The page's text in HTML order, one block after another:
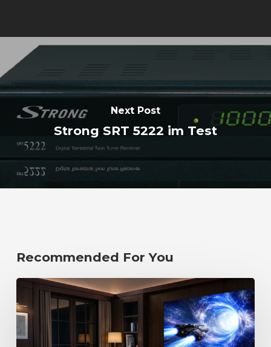
Next Post
Strong SRT 5222 im Test
Recommended For You